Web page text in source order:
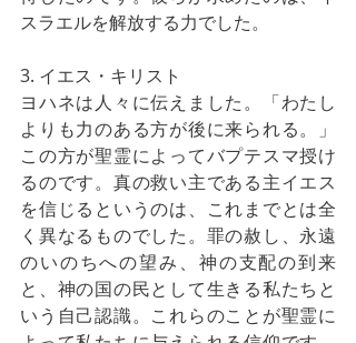
スラエルを解放する力でした。
3. イエス・キリスト
ヨハネは人々に伝えました。「わたし
よりも力のある方が後に来られる。」
この方が聖霊によってバプテスマ授け
るのです。真の救い主である主イエス
を信じるというのは、これまでとは全
く異なるものでした。罪の赦し、永遠
のいのちへの望み、神の支配の到来
と、神の国の民として生きる私たちと
いう自己認識。これらのことが聖霊に